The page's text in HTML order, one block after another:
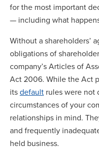
for the most important
— including what
Without a shareholders’
obligations of
company’s Articles of
Act 2006. While the Act
itsdefault rules were not
circumstances of your
relationships in mind.
and frequently
held business.